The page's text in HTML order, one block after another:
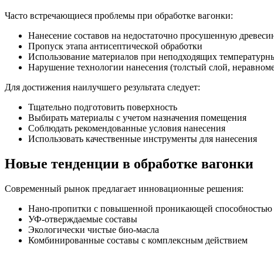
Часто встречающиеся проблемы при обработке вагонки:
Нанесение составов на недостаточно просушенную
Пропуск этапа антисептической обработки
Использование материалов при неподходящих
Нарушение технологии нанесения (толстый слой,
Для достижения наилучшего результата следует:
Тщательно подготовить поверхность
Выбирать материалы с учетом назначения помещения
Соблюдать рекомендованные условия нанесения
Использовать качественные инструменты для нанесения
Новые тенденции в обработке вагонки
Современный рынок предлагает инновационные решения:
Нано-пропитки с повышенной проникающей способностью
УФ-отверждаемые составы
Экологически чистые био-масла
Комбинированные составы с комплексным действием